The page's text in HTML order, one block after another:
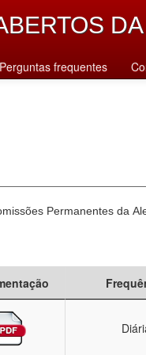
Perguntas frequentes
Permanentes da